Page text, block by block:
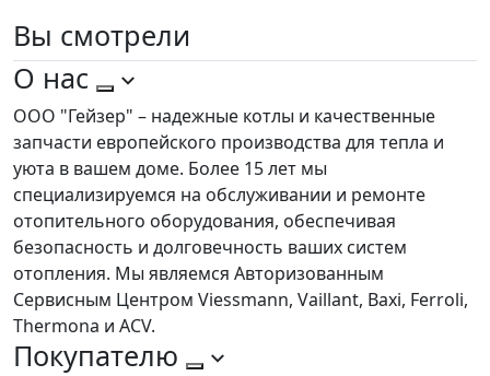
Вы смотрели
О нас
ООО "Гейзер" – надежные котлы и качественные
запчасти европейского производства для тепла и
уюта в вашем доме. Более 15 лет мы
специализируемся на обслуживании и ремонте
отопительного оборудования, обеспечивая
безопасность и долговечность ваших систем
отопления. Мы являемся Авторизованным
Сервисным Центром Viessmann, Vaillant, Baxi, Ferroli,
Thermona и ACV.
Покупателю